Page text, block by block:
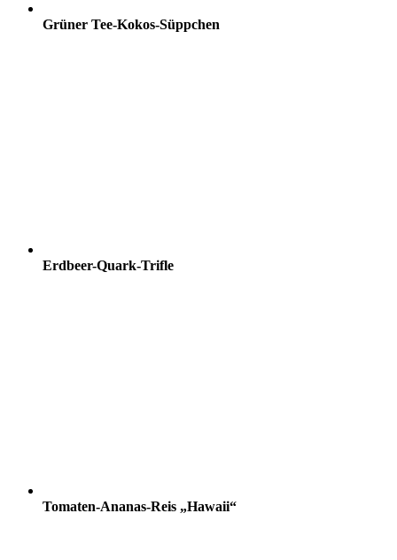
Grüner Tee-Kokos-Süppchen
Erdbeer-Quark-Trifle
Tomaten-Ananas-Reis „Hawaii“